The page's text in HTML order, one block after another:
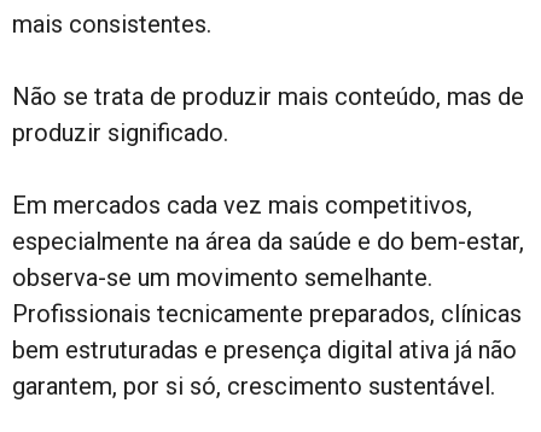
mais consistentes.
Não se trata de produzir mais conteúdo, mas de
produzir significado.
Em mercados cada vez mais competitivos,
especialmente na área da saúde e do bem-estar,
observa-se um movimento semelhante.
Profissionais tecnicamente preparados, clínicas
bem estruturadas e presença digital ativa já não
garantem, por si só, crescimento sustentável.